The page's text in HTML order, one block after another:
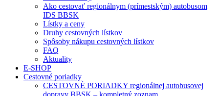
Ako cestovať regionálnym (prímestským) autobusom
IDS BBSK
Lístky a ceny
Druhy cestovných lístkov
Spôsoby nákupu cestovných lístkov
FAQ
Aktuality
E-SHOP
Cestovné poriadky
CESTOVNÉ PORIADKY regionálnej autobusovej
dopravy BBSK – kompletný zoznam